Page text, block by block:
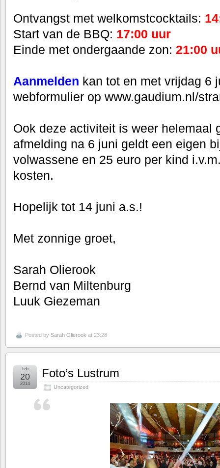
Ontvangst met welkomstcocktails:
Start van de BBQ: 17:00 uur
Einde met ondergaande zon: 21:00
Aanmelden kan tot en met vrijdag 6
webformulier op www.gaudium.nl/
Ook deze activiteit is weer helemaal
afmelding na 6 juni geldt een eigen
volwassene en 25 euro per kind
kosten.
Hopelijk tot 14 juni a.s.!
Met zonnige groet,
Sarah Olierook
Bernd van Miltenburg
Luuk Giezeman
Posted by Sarah Olierook at 23:28
Foto’s Lustrum
Uncategorized
feb
20
2014